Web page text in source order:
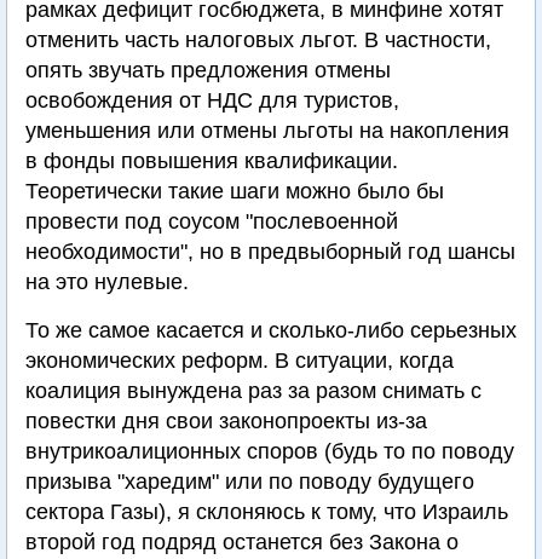
рамках дефицит госбюджета, в минфине хотят
отменить часть налоговых льгот. В частности,
опять звучать предложения отмены
освобождения от НДС для туристов,
уменьшения или отмены льготы на накопления
в фонды повышения квалификации.
Теоретически такие шаги можно было бы
провести под соусом "послевоенной
необходимости", но в предвыборный год шансы
на это нулевые.
То же самое касается и сколько-либо серьезных
экономических реформ. В ситуации, когда
коалиция вынуждена раз за разом снимать с
повестки дня свои законопроекты из-за
внутрикоалиционных споров (будь то по поводу
призыва "харедим" или по поводу будущего
сектора Газы), я склоняюсь к тому, что Израиль
второй год подряд останется без Закона о